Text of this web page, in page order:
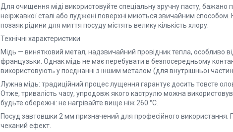
Для очищення міді використовуйте спеціальну зручну пасту, бажано
неіржавкої сталі або луджені поверхні миються звичайним
позаяк рідини для миття посуду містять велику кількість хлору.
Технічні характеристики
Мідь — винятковий метал, надзвичайний провідник тепла, особливо
французьки. Однак мідь не має перебувати в безпосередньому
використовують у поєднанні з іншим металом (для внутрішньої
Лужна мідь: традиційний процес лущення гарантує досить товсте
Отже, тривалість часу, упродовж якого каструлю можна
будьте обережні: не нагрівайте вище ніж 260 °C.
Посуд завтовшки 2 мм призначений для професійного використання.
чеканий ефект.